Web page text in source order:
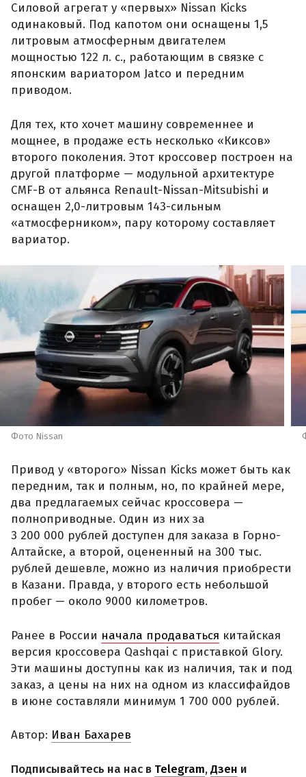
Силовой агрегат у «первых» Nissan Kicks
одинаковый. Под капотом они оснащены 1,5
литровым атмосферным двигателем
мощностью 122 л. с., работающим в связке с
японским вариатором Jatco и передним
приводом.
Для тех, кто хочет машину современнее и
мощнее, в продаже есть несколько «Киксов»
второго поколения. Этот кроссовер построен на
другой платформе — модульной архитектуре
CMF-B от альянса Renault-Nissan-Mitsubishi и
оснащен 2,0-литровым 143-сильным
«атмосферником», пару которому составляет
вариатор.
Фото Nissan
Привод у «второго» Nissan Kicks может быть как
передним, так и полным, но, по крайней мере,
два предлагаемых сейчас кроссовера —
полноприводные. Один из них за
3 200 000 рублей доступен для заказа в Горно-
Алтайске, а второй, оцененный на 300 тыс.
рублей дешевле, можно из наличия приобрести
в Казани. Правда, у второго есть небольшой
пробег — около 9000 километров.
Ранее в России начала продаваться китайская
версия кроссовера Qashqai с приставкой Glory.
Эти машины доступны как из наличия, так и под
заказ, а цены на них на одном из классифайдов
в июне составляли минимум 1 700 000 рублей.
Автор: Иван Бахарев
Подписывайтесь на нас в Telegram,Дзен и